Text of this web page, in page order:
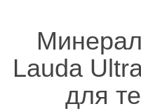
Lauda
для